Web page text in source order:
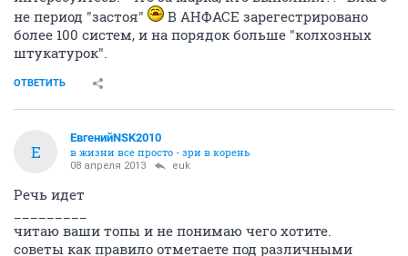
не период "застоя"
В АНФАСЕ зарегестрировано
более 100 систем, и на порядок больше "колхозных
штукатурок".
ОТВЕТИТЬ
Е
ЕвгенийNSK2010
в жизни все просто - зри в корень
08 апреля 2013 euk
Речь идет
читаю ваши топы и не понимаю чего хотите.
советы как правило отметаете под различными